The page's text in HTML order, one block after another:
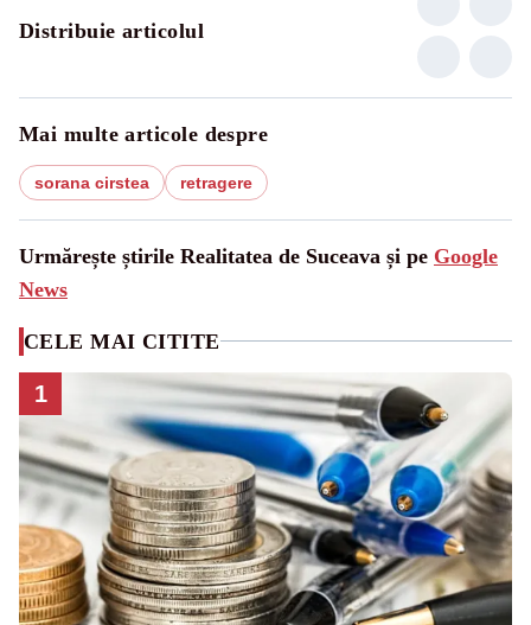
Distribuie articolul
Mai multe articole despre
sorana cirstea retragere
Urmărește știrile Realitatea de Suceava și pe Google
News
CELE MAI CITITE
1